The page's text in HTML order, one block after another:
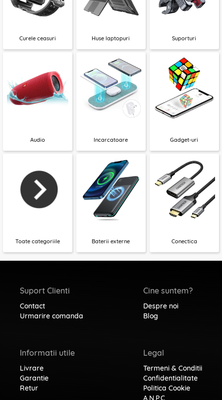
Curele ceasuri Huse laptopuri Suporturi
Audio Incarcatoare Gadget-uri
Toate categoriile Baterii externe Conectica
Suport Clienti
Contact
Urmarire comanda
Informatii utile
Livrare
Garantie
Retur
Cine suntem?
Despre noi
Blog
Legal
Termeni & Conditii
Confidentialitate
Politica Cookie
A.N.P.C